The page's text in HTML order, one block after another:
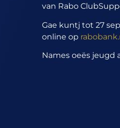
van Rabo
Gae kuntj tot 27
online op
Names oeës jeugd